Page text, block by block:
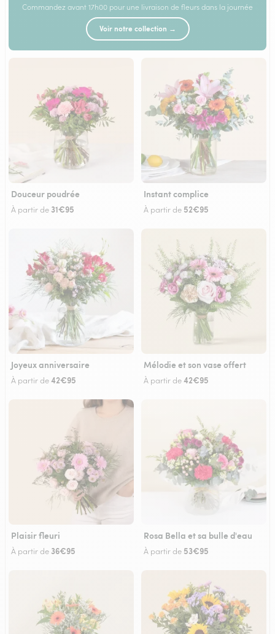
Commandez avant 17h00 pour une livraison de fleurs dans la journée
Voir notre collection →
Douceur poudrée
À partir de 31€95
Instant complice
À partir de 52€95
Joyeux anniversaire
À partir de42€95
Mélodie et son vase offert
À partir de42€95
Plaisir fleuri
À partir de 36€95
Rosa Bella et sa bulle d'eau
À partir de 53€95